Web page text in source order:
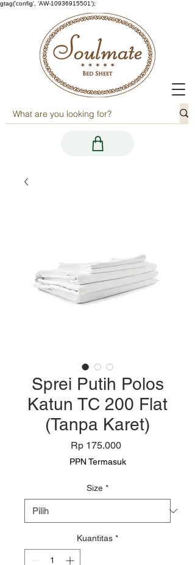
gtag('config', 'AW-10936915501');
Sprei Putih Polos
Katun TC 200 Flat
(Tanpa Karet)
Rp 175.000Harga
PPN Termasuk
Size *
Kuantitas *